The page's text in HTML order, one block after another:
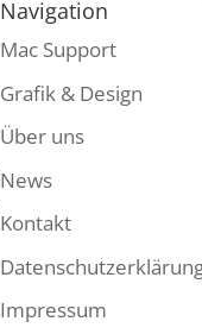
Navigation
Mac Support
Grafik & Design
Über uns
News
Kontakt
Impressum